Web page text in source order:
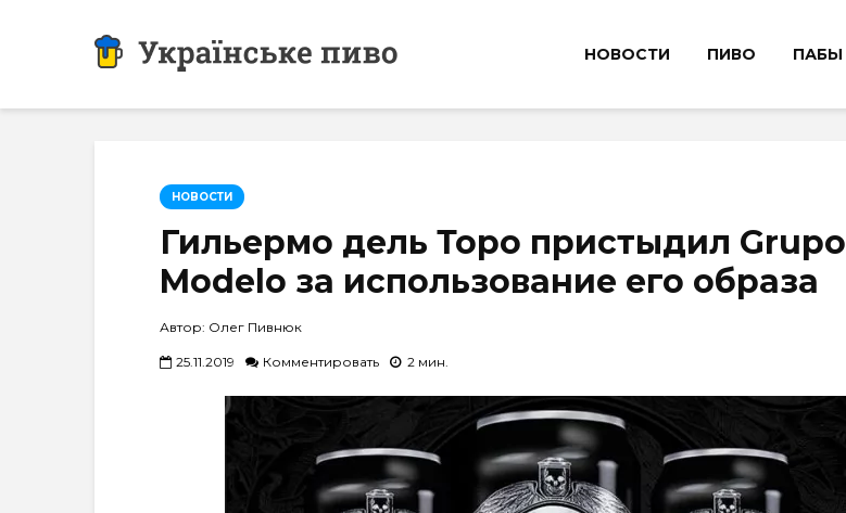
НОВОСТИ ПИВО ПАБЫ
НОВОСТИ
Гильермо дель Торо пристыдил Grupo
Modelo за использование его образа
Автор: Олег Пивнюк
25.11.2019 Комментировать 2 мин.